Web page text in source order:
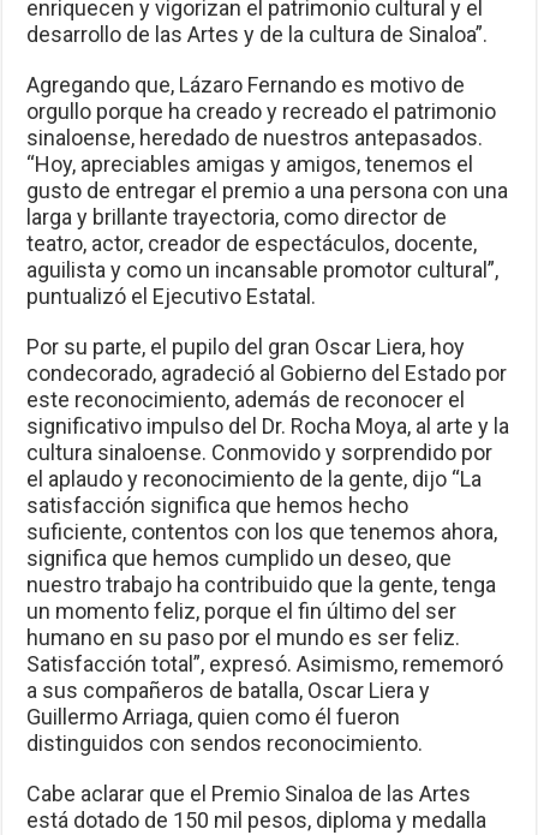
Agregando que, Lázaro Fernando es motivo de
sinaloense, heredado de nuestros antepasados.
“Hoy, apreciables amigas y amigos, tenemos el
gusto de entregar el premio a una persona con una
larga y brillante trayectoria, como director de
teatro, actor, creador de espectáculos, docente,
aguilista y como un incansable promotor cultural”,
puntualizó el Ejecutivo Estatal.
Por su parte, el pupilo del gran Oscar Liera, hoy
este reconocimiento, además de reconocer el
significativo impulso del Dr. Rocha Moya, al arte y la
cultura sinaloense. Conmovido y sorprendido por
el aplaudo y reconocimiento de la gente, dijo “La
satisfacción significa que hemos hecho
suficiente, contentos con los que tenemos ahora,
significa que hemos cumplido un deseo, que
nuestro trabajo ha contribuido que la gente, tenga
un momento feliz, porque el fin último del ser
humano en su paso por el mundo es ser feliz.
Satisfacción total”, expresó. Asimismo, rememoró
a sus compañeros de batalla, Oscar Liera y
Guillermo Arriaga, quien como él fueron
distinguidos con sendos reconocimiento.
Cabe aclarar que el Premio Sinaloa de las Artes
de oro.